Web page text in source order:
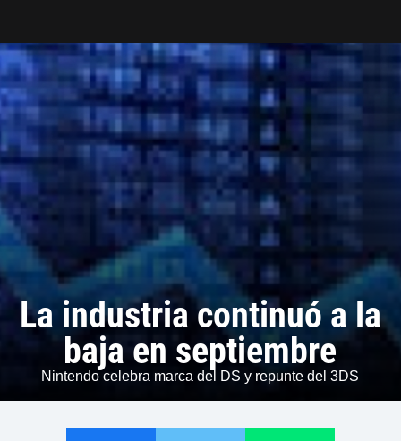
La industria continuó a la
baja en septiembre
Nintendo celebra marca del DS y repunte del 3DS